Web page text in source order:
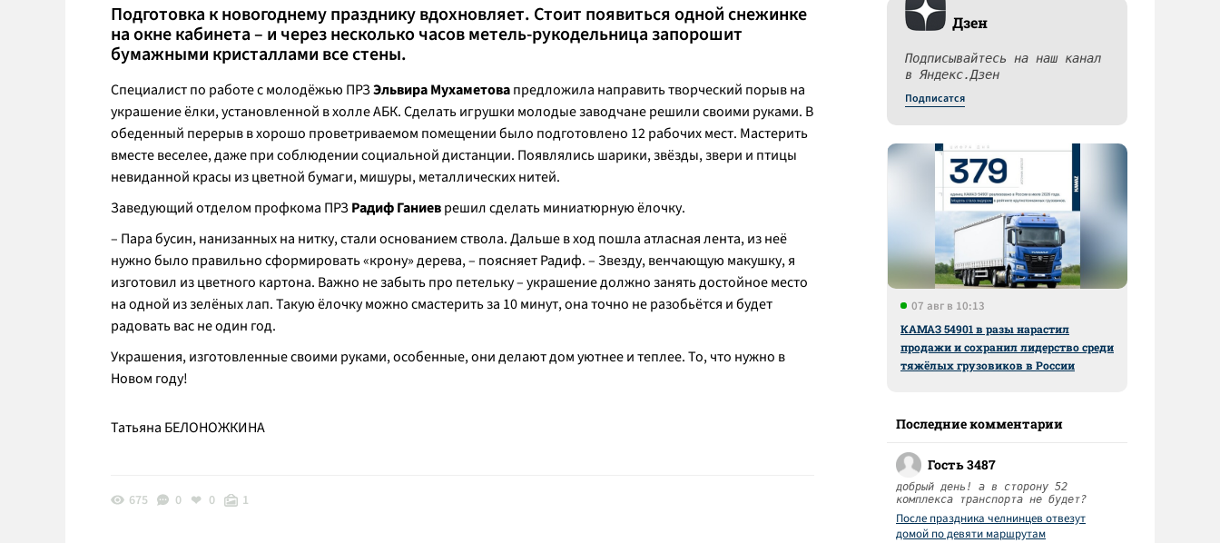
Подготовка к новогоднему празднику вдохновляет. Стоит появиться одной снежинке
на окне кабинета – и через несколько часов метель-рукодельница запорошит
бумажными кристаллами все стены.
Специалист по работе с молодёжью ПРЗЭльвира Мухаметовапредложила направить творческий порыв на
украшение ёлки, установленной в холле АБК. Сделать игрушки молодые заводчане решили своими руками. В
обеденный перерыв в хорошо проветриваемом помещении было подготовлено 12 рабочих мест. Мастерить
вместе веселее, даже при соблюдении социальной дистанции. Появлялись шарики, звёзды, звери и птицы
невиданной красы из цветной бумаги, мишуры, металлических нитей.
Заведующий отделом профкома ПРЗРадиф Ганиеврешил сделать миниатюрную ёлочку.
– Пара бусин, нанизанных на нитку, стали основанием ствола. Дальше в ход пошла атласная лента, из неё
нужно было правильно сформировать «крону» дерева, – поясняет Радиф. – Звезду, венчающую макушку, я
изготовил из цветного картона. Важно не забыть про петельку – украшение должно занять достойное место
на одной из зелёных лап. Такую ёлочку можно смастерить за 10 минут, она точно не разобьётся и будет
радовать вас не один год.
Украшения, изготовленные своими руками, особенные, они делают дом уютнее и теплее. То, что нужно в
Новом году!
Татьяна БЕЛОНОЖКИНА
675 0 0 1
Дзен
Подписывайтесь на наш канал
в Яндекс.Дзен
Подписатся
07 авг в 10:13
КАМАЗ 54901 в разы нарастил
продажи и сохранил лидерство среди
тяжёлых грузовиков в России
Последние комментарии
Гость 3487
добрый день! а в сторону 52
комплекса транспорта не будет?
После праздника челнинцев отвезут
домой по девяти маршрутам